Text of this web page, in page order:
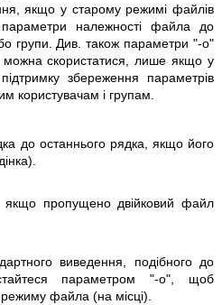
якщо у старому режимі файлів
належності файла до
групи. Див. також параметри "-o"
скористатися, лише якщо у
збереження параметрів
користувачам і групам.
до останнього рядка, якщо його
якщо пропущено двійковий файл
виведення, подібного до
параметром"-o" , щоб
файла (на місці).